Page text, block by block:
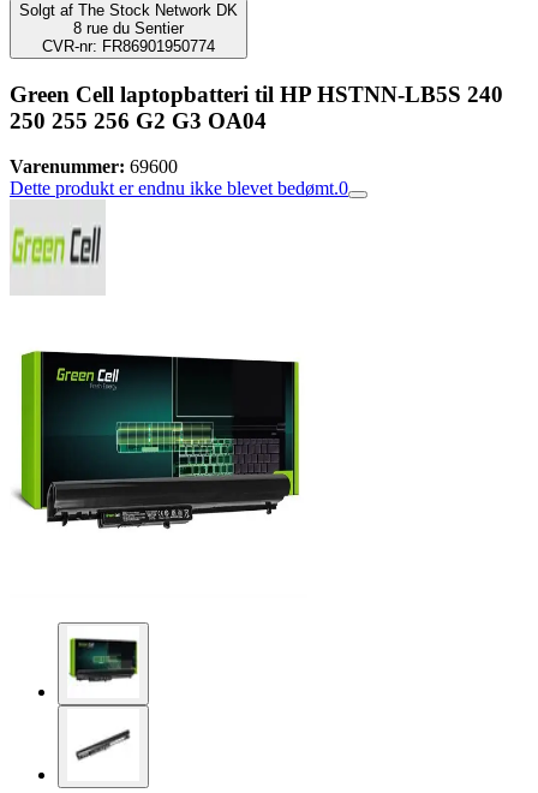
Solgt af The Stock Network DK
8 rue du Sentier
CVR-nr: FR86901950774
Green Cell laptopbatteri til HP HSTNN-LB5S 240
250 255 256 G2 G3 OA04
Varenummer: 69600
Dette produkt er endnu ikke blevet bedømt.0